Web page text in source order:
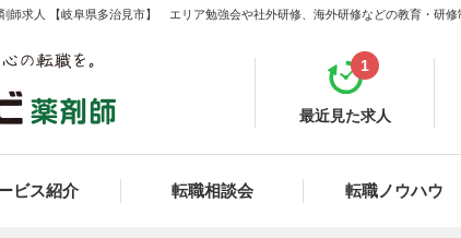
師求人 【岐阜県多治見市】 エリア勉強会や社外研修、海外研修などの教育・研
最近見た求人
1
ビス紹介 転職相談会 転職ノウハウ